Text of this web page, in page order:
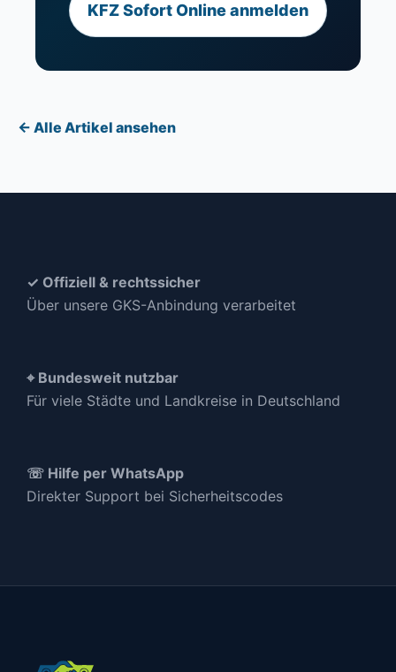
KFZ Sofort Online anmelden
← Alle Artikel ansehen
✓ Offiziell & rechtssicher
Über unsere GKS-Anbindung verarbeitet
⌖ Bundesweit nutzbar
Für viele Städte und Landkreise in Deutschland
☏ Hilfe per WhatsApp
Direkter Support bei Sicherheitscodes